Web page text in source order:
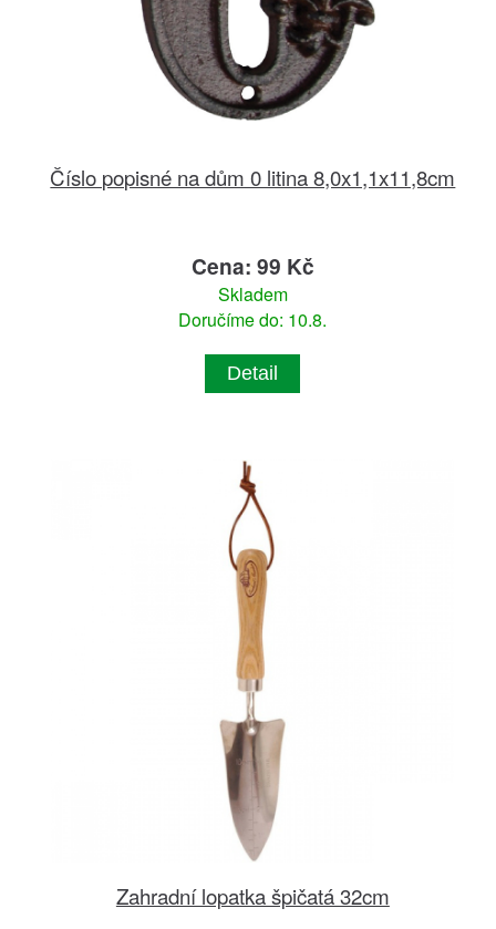
Číslo popisné na dům 0 litina 8,0x1,1x11,8cm
Cena: 99 Kč
Skladem
Doručíme do: 10.8.
Detail
Zahradní lopatka špičatá 32cm